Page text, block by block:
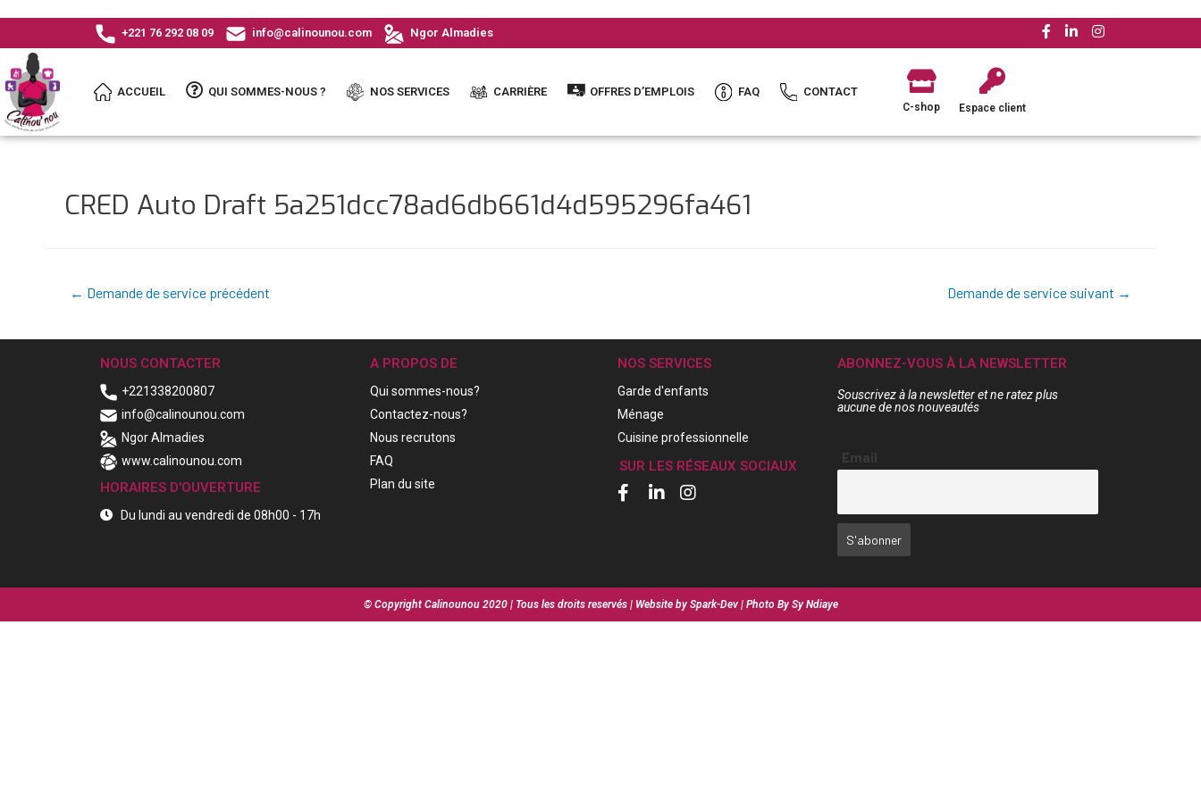
+221 76 292 08 09 info@calinounou.com Ngor Almadies
ACCUEIL QUI SOMMES-NOUS ? NOS SERVICES CARRIÈRE OFFRES D’EMPLOIS FAQ CONTACT
C-shop Espace client
CRED Auto Draft 5a251dcc78ad6db661d4d595296fa461
← Demande de service précédent Demande de service suivant →
NOUS CONTACTER
+221338200807
info@calinounou.com
Ngor Almadies
www.calinounou.com
HORAIRES D'OUVERTURE
Du lundi au vendredi de 08h00 - 17h
A PROPOS DE
Qui sommes-nous?
Contactez-nous?
Nous recrutons
FAQ
Plan du site
NOS SERVICES
Garde d'enfants
Ménage
Cuisine professionnelle
SUR LES RÉSEAUX SOCIAUX
ABONNEZ-VOUS À LA NEWSLETTER
Souscrivez à la newsletter et ne ratez plus
aucune de nos nouveautés
Email
© Copyright Calinounou 2020 | Tous les droits reservés | Website by Spark-Dev | Photo By Sy Ndiaye